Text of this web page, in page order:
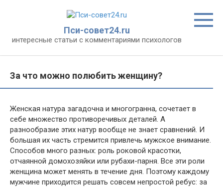
Пси-совет24.ru
интересные статьи с комментариями психологов
За что можно полюбить женщину?
Женская натура загадочна и многогранна, сочетает в
себе множество противоречивых деталей. А
разнообразие этих натур вообще не знает сравнений. И
большая их часть стремится привлечь мужское внимание.
Способов много разных: роль роковой красотки,
отчаянной домохозяйки или рубахи-парня. Все эти роли
женщина может менять в течение дня. Поэтому каждому
мужчине приходится решать совсем непростой ребус: за